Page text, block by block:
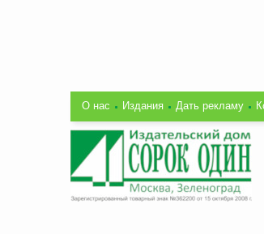
О нас Издания Дать рекламу